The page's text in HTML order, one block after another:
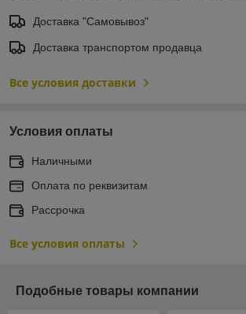
Доставка "Самовывоз"
Доставка транспортом продавца
Все условия доставки
Условия оплаты
Наличными
Оплата по реквизитам
Рассрочка
Все условия оплаты
Подобные товары компании